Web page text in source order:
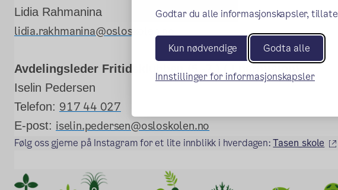
Godtar du alle informasjonskapsler,
Kun nødvendige Godta alle
Innstillinger for informasjonskapsler
Lidia Rahmanina
lidia.rakhmanina@osloskolen.no
Avdelingsleder Fritidsklubben (5.-7.) ( I permisjon)
Iselin Pedersen
Telefon: 917 44 027
E-post: iselin.pedersen@osloskolen.no
Følg oss gjerne på Instagram for et lite innblikk i hverdagen:Tasen_skole